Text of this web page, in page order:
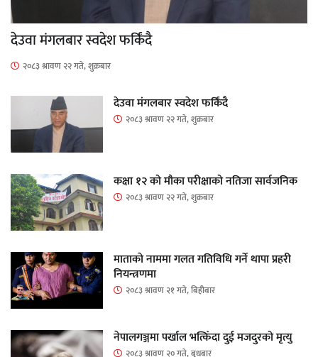
देउवा मंगलबार स्वदेश फर्किंदै
२०८३ श्रावण २२ गते, शुक्रबार
देउवा मंगलबार स्वदेश फर्किंदै
२०८३ श्रावण २२ गते, शुक्रबार
कक्षा १२ को मौका परीक्षाको नतिजा सार्वजनिक
२०८३ श्रावण २२ गते, शुक्रबार
माताकाे नाममा गलत गतिविधि गर्ने थापा प्रहरी
नियन्त्रणमा
२०८३ श्रावण २१ गते, बिहीबार
नेपालगञ्जमा पर्खाल भत्किँदा दुई मजदुरको मृत्यु
२०८३ श्रावण २० गते, बुधबार